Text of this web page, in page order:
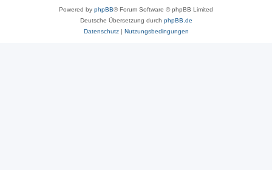
Powered by phpBB® Forum Software © phpBB Limited
Deutsche Übersetzung durch phpBB.de
Datenschutz| Nutzungsbedingungen